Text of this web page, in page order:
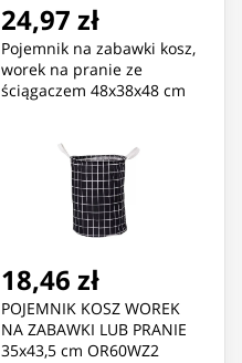
24,97 zł
Pojemnik na zabawki kosz,
worek na pranie ze
ściągaczem 48x38x48 cm
18,46 zł
POJEMNIK KOSZ WOREK
NA ZABAWKI LUB PRANIE
35x43,5 cm OR60WZ2